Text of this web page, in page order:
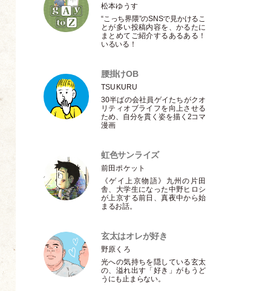
松本ゆうす
“こっち界隈”のSNSで見かけるこ
とが多い投稿内容を、かるたに
まとめてご紹介するあるある！
いるいる！
腰掛けOB
TSUKURU
30半ばの会社員ゲイたちがクオ
リティオブライフを向上させる
ため、自分を貫く姿を描く2コマ
漫画
虹色サンライズ
前田ポケット
《ゲイ上京物語》九州の片田
舎、大学生になった中野ヒロシ
が上京する前日、真夜中から始
まるお話。
玄太はオレが好き
野原くろ
光への気持ちを隠している玄太
の、溢れ出す 「好き 」がもうど
うにも止まらない。